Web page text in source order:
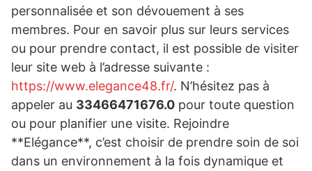
personnalisée et son dévouement à ses
membres. Pour en savoir plus sur leurs services
ou pour prendre contact, il est possible de visiter
leur site web à l’adresse suivante :
https://www.elegance48.fr/. N’hésitez pas à
appeler au 33466471676.0 pour toute question
ou pour planifier une visite. Rejoindre
**Elégance**, c’est choisir de prendre soin de soi
dans un environnement à la fois dynamique et